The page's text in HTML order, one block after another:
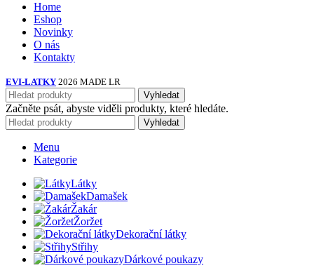
Home
Eshop
Novinky
O nás
Kontakty
EVI-LATKY 2026 MADE LR
Vyhledat
Začněte psát, abyste viděli produkty, které hledáte.
Vyhledat
Menu
Kategorie
Látky
Damašek
Žakár
Žoržet
Dekorační látky
Střihy
Dárkové poukazy